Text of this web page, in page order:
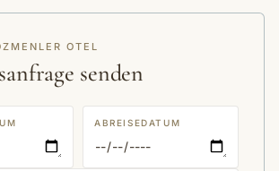
OTEL
senden
ABREISEDATUM